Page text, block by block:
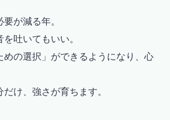
が減る年。
吐いてもいい。
めの選択」ができるようになり、心
け、強さが育ちます。